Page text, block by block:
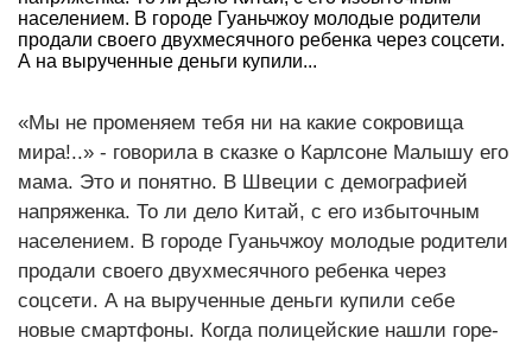
населением. В городе Гуаньчжоу молодые родители
продали своего двухмесячного ребенка через соцсети.
А на вырученные деньги купили...
«Мы не променяем тебя ни на какие сокровища
мира!..» - говорила в сказке о Карлсоне Малышу его
мама. Это и понятно. В Швеции с демографией
напряженка. То ли дело Китай, с его избыточным
населением. В городе Гуаньчжоу молодые родители
продали своего двухмесячного ребенка через
соцсети. А на вырученные деньги купили себе
новые смартфоны. Когда полицейские нашли горе-